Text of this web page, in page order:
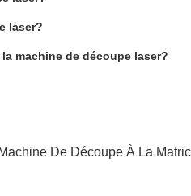
laser?
machine de découpe laser?
Machine De Découpe À La